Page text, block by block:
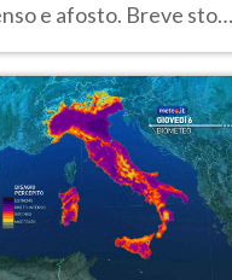
e afosto. Breve stop